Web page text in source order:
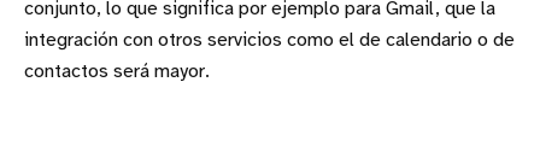
conjunto, lo que significa por ejemplo para Gmail, que la
integración con otros servicios como el de calendario o de
contactos será mayor.